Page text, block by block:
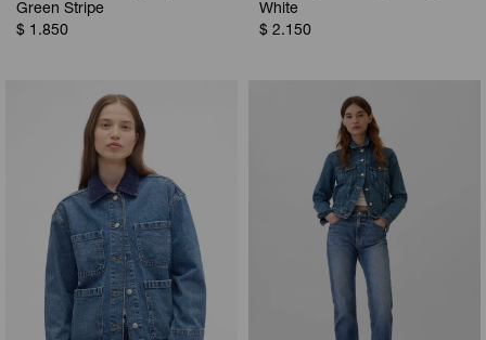
Green Stripe
$ 1.850
White
$ 2.150